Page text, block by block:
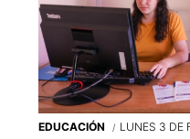
EDUCACIÓN LUNES 3 DE